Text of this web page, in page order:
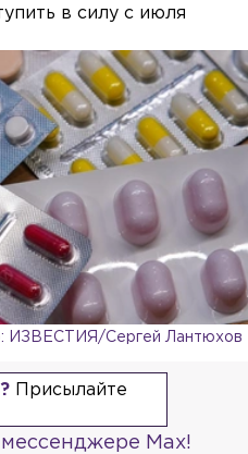
в силу с июля
ИЗВЕСТИЯ/Сергей Лантюхов
Присылайте
Max!